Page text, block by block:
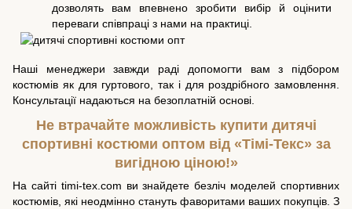
дозволять вам впевнено зробити вибір й оцінити
переваги співпраці з нами на практиці.
Наші менеджери завжди раді допомогти вам з підбором
костюмів як для гуртового, так і для роздрібного замовлення.
Консультації надаються на безоплатній основі.
Не втрачайте можливість купити дитячі
спортивні костюми оптом від «Тімі-Текс» за
вигідною ціною!»
На сайті timi-tex.com ви знайдете безліч моделей спортивних
костюмів, які неодмінно стануть фаворитами ваших покупців. З